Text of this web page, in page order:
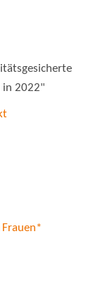
in 2022"
Frauen*